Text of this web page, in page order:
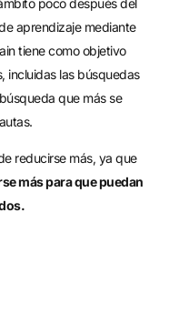
aprendizaje mediante
tiene como objetivo
incluidas las búsquedas
que más se
reducirse más, ya que
más para que puedan